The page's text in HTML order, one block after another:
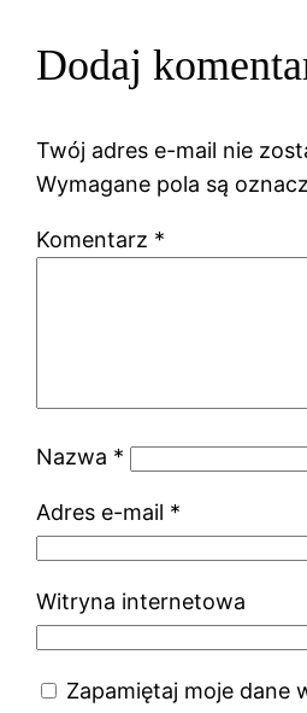
Dodaj
Twój adres e-mail nie
Wymagane pola są
Komentarz *
Nazwa *
Adres e-mail *
Witryna internetowa
Zapamiętaj moje dane